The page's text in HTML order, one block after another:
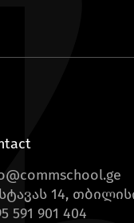
14,
591 901 404